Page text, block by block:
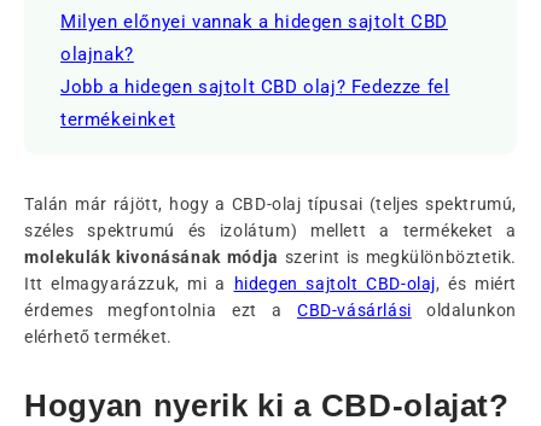
Milyen előnyei vannak a hidegen sajtolt CBD
olajnak?
Jobb a hidegen sajtolt CBD olaj? Fedezze fel
termékeinket
Talán már rájött, hogy a CBD-olaj típusai (teljes spektrumú,
széles spektrumú és izolátum) mellett a termékeket a
molekulák kivonásának módja szerint is megkülönböztetik.
Itt elmagyarázzuk, mi a
hidegen sajtolt CBD-olaj, és miért
érdemes megfontolnia ezt a CBD-vásárlási oldalunkon
elérhető terméket.
Hogyan nyerik ki a CBD-olajat?